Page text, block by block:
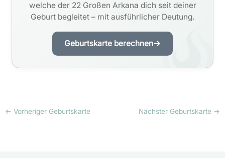
welche der 22 Großen Arkana dich seit deiner
Geburt begleitet – mit ausführlicher Deutung.
Geburtskarte berechnen→
← Vorheriger Geburtskarte Nächster Geburtskarte →